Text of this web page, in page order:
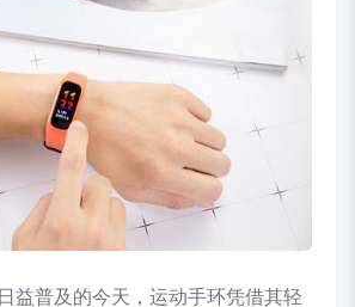
益普及的今天，运动手环凭借其轻